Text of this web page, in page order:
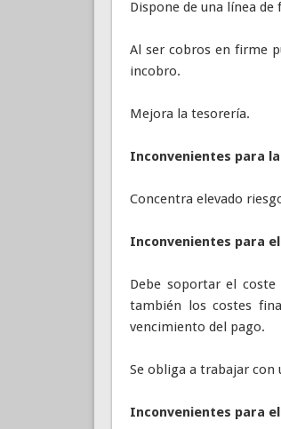
Dispone de una línea
Al ser cobros en firme
incobro.
Mejora la tesorería.
Inconvenientes para
Concentra elevado
Inconvenientes para
Debe soportar el
también los costes
vencimiento del pago.
Se obliga a trabajar con
Inconvenientes para